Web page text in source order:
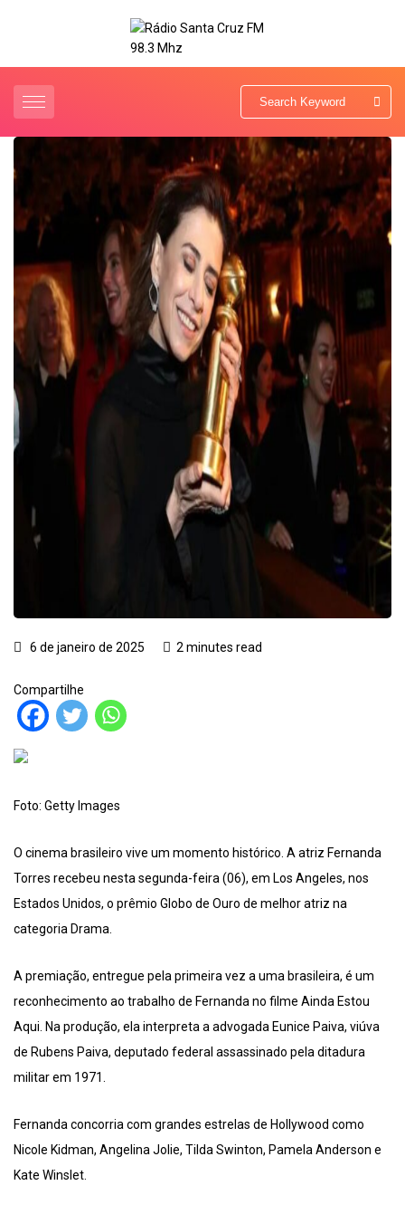
6 de janeiro de 2025 2 minutes read
Compartilhe
Foto: Getty Images
O cinema brasileiro vive um momento histórico. A atriz Fernanda
Torres recebeu nesta segunda-feira (06), em Los Angeles, nos
Estados Unidos, o prêmio Globo de Ouro de melhor atriz na
categoria Drama.
A premiação, entregue pela primeira vez a uma brasileira, é um
reconhecimento ao trabalho de Fernanda no filme Ainda Estou
Aqui. Na produção, ela interpreta a advogada Eunice Paiva, viúva
de Rubens Paiva, deputado federal assassinado pela ditadura
militar em 1971.
Fernanda concorria com grandes estrelas de Hollywood como
Nicole Kidman, Angelina Jolie, Tilda Swinton, Pamela Anderson e
Kate Winslet.